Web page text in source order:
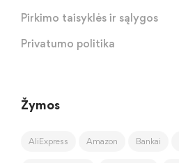
Pirkimo taisyklės ir sąlygos
Privatumo politika
Žymos
AliExpress Amazon Bankai